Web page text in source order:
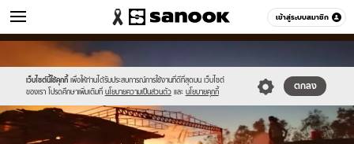
เข้าสู่ระบบสมาชิก
ข่าว หมวดอื่นๆ
เว็บไซต์นี้ใช้คุกกี้ เพื่อให้ท่านได้รับประสบการณ์การใช้งานที่ดีที่สุดบน เว็บไซต์
ของเรา โปรดศึกษาเพิ่มเติมที่ นโยบายความเป็นส่วนตัว และ นโยบายคุกกี้
ตกลง
Sanook
//s.isanook.com/sr/0/images/logo-
new-
sanook.png
//s.isanook.com/ns/0/ud/1523/7619482/6.jpg